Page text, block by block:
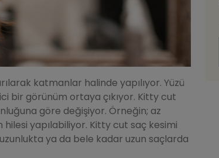
katmanlar halinde yapılıyor. Yüzü
bir görünüm ortaya çıkıyor. Kitty cut
göre değişiyor. Örneğin; az
yapılabiliyor. Kitty cut saç kesimi
ya da bele kadar uzun saçlarda